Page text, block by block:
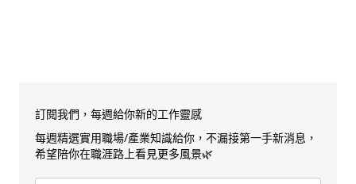
訂閱我們，每週給你新的工作靈感
每週精選實用職場/產業知識給你，不漏接第一手新消息，
希望陪你在職涯路上看見更多風景🌿